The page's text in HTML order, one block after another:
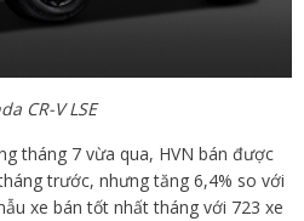
CR-V LSE
tháng 7 vừa qua, HVN bán được
trước, nhưng tăng 6,4% so với
xe bán tốt nhất tháng với 723 xe